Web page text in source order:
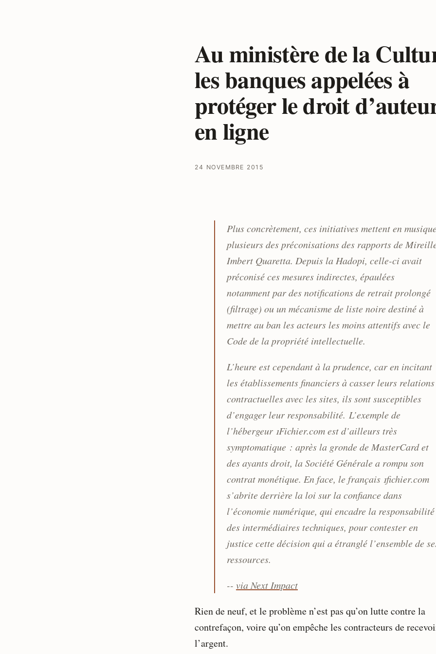
Au ministère de la
les banques appelées à
protéger le droit
en ligne
24 NOVEMBRE 2015
Plus concrètement, ces initiatives mettent en
plusieurs des préconisations des rapports de
Imbert Quaretta. Depuis la Hadopi, celle-ci avait
préconisé ces mesures indirectes, épaulées
notamment par des notifications de retrait prolongé
(filtrage) ou un mécanisme de liste noire destiné à
mettre au ban les acteurs les moins attentifs avec le
Code de la propriété intellectuelle.
L’heure est cependant à la prudence, car en incitant
les établissements financiers à casser leurs relations
contractuelles avec les sites, ils sont susceptibles
d’engager leur responsabilité. L’exemple de
l’hébergeur 1Fichier.com est d’ailleurs très
symptomatique : après la gronde de MasterCard et
des ayants droit, la Société Générale a rompu son
contrat monétique. En face, le français 1fichier.com
s’abrite derrière la loi sur la confiance dans
l’économie numérique, qui encadre la responsabilité
des intermédiaires techniques, pour contester en
justice cette décision qui a étranglé l’ensemble de
ressources.
-- via Next Impact
Rien de neuf, et le problème n’est pas qu’on lutte contre la
contrefaçon, voire qu’on empêche les contracteurs de
l’argent.